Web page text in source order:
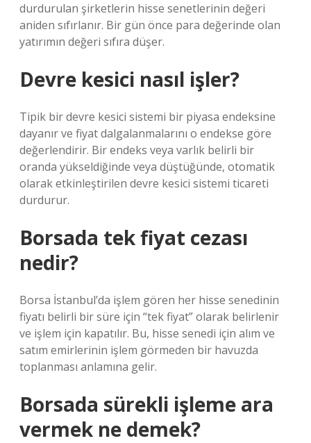
durdurulan şirketlerin hisse senetlerinin değeri
aniden sıfırlanır. Bir gün önce para değerinde olan
yatırımın değeri sıfıra düşer.
Devre kesici nasıl işler?
Tipik bir devre kesici sistemi bir piyasa endeksine
dayanır ve fiyat dalgalanmalarını o endekse göre
değerlendirir. Bir endeks veya varlık belirli bir
oranda yükseldiğinde veya düştüğünde, otomatik
olarak etkinleştirilen devre kesici sistemi ticareti
durdurur.
Borsada tek fiyat cezası
nedir?
Borsa İstanbul’da işlem gören her hisse senedinin
fiyatı belirli bir süre için “tek fiyat” olarak belirlenir
ve işlem için kapatılır. Bu, hisse senedi için alım ve
satım emirlerinin işlem görmeden bir havuzda
toplanması anlamına gelir.
Borsada sürekli işleme ara
vermek ne demek?